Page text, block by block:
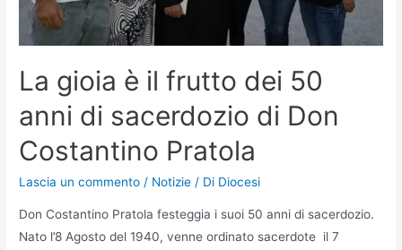
La gioia è il frutto dei 50
anni di sacerdozio di Don
Costantino Pratola
Lascia un commento / Notizie / Di Diocesi
Don Costantino Pratola festeggia i suoi 50 anni di sacerdozio.
Nato l’8 Agosto del 1940, venne ordinato sacerdote il 7